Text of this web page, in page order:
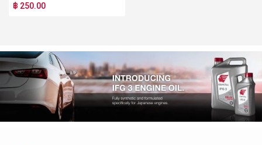
฿ 250.00